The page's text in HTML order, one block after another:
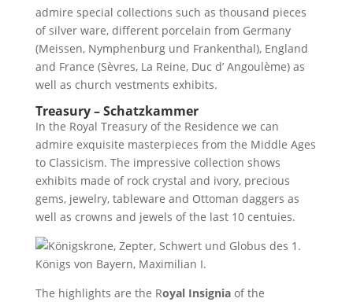
admire special collections such as thousand pieces
of silver ware, different porcelain from Germany
(Meissen, Nymphenburg und Frankenthal), England
and France (Sèvres, La Reine, Duc d’ Angoulème) as
well as church vestments exhibits.
Treasury –Schatzkammer
In the Royal Treasury of the Residence we can
admire exquisite masterpieces from the Middle Ages
to Classicism. The impressive collection shows
exhibits made of rock crystal and ivory, precious
gems, jewelry, tableware and Ottoman daggers as
well as crowns and jewels of the last 10 centuies.
The highlights are the Royal Insigniaof the